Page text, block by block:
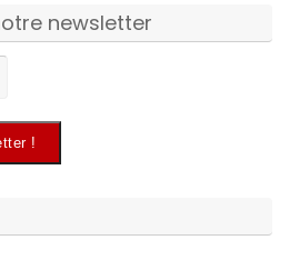
newsletter